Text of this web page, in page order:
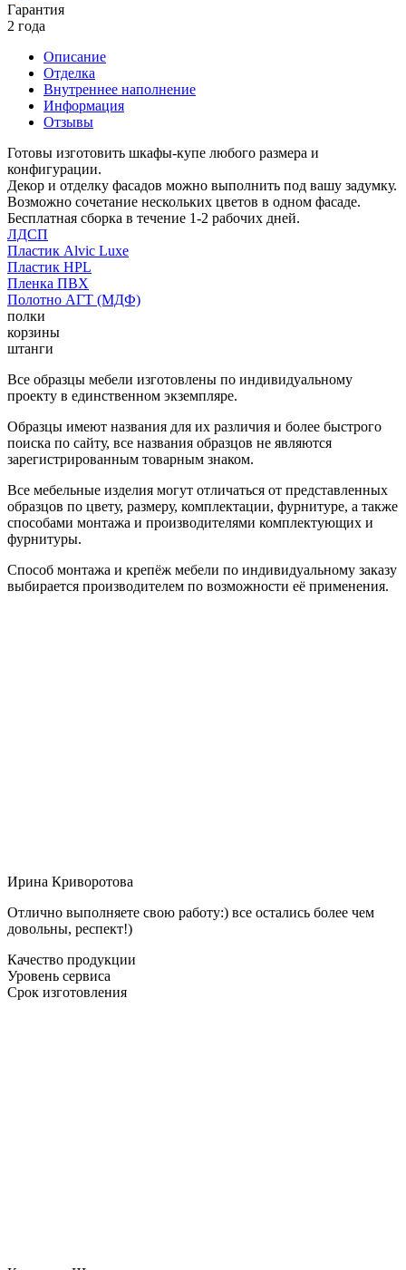
Гарантия
2 года
Описание
Отделка
Внутреннее наполнение
Информация
Отзывы
Готовы изготовить шкафы-купе любого размера и
конфигурации.
Декор и отделку фасадов можно выполнить под вашу задумку.
Возможно сочетание нескольких цветов в одном фасаде.
Бесплатная сборка в течение 1-2 рабочих дней.
ЛДСП
Пластик Alvic Luxe
Пластик HPL
Пленка ПВХ
Полотно АГТ (МДФ)
полки
корзины
штанги
Все образцы мебели изготовлены по индивидуальному
проекту в единственном экземпляре.
Образцы имеют названия для их различия и более быстрого
поиска по сайту, все названия образцов не являются
зарегистрированным товарным знаком.
Все мебельные изделия могут отличаться от представленных
образцов по цвету, размеру, комплектации, фурнитуре, а также
способами монтажа и производителями комплектующих и
фурнитуры.
Способ монтажа и крепёж мебели по индивидуальному заказу
выбирается производителем по возможности её применения.
Ирина Криворотова
Отлично выполняете свою работу:) все остались более чем
довольны, респект!)
Качество продукции
Уровень сервиса
Срок изготовления